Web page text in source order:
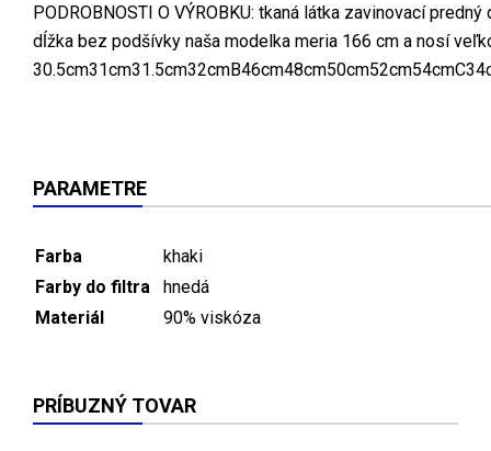
PODROBNOSTI O VÝROBKU: tkaná látka zavinovací
dĺžka bez podšívky naša modelka meria 166 cm a nosí
PARAMETRE
Farba
khaki
Farby do filtra
hnedá
Materiál
90% viskóza
PRÍBUZNÝ TOVAR